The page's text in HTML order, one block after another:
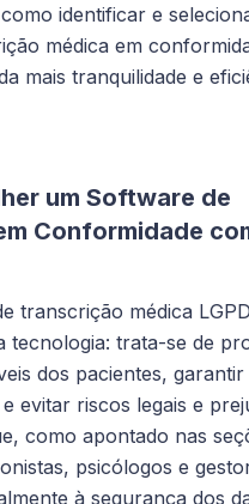
identificar e
médica em
mais tranquilidade e
um Software de
Conformidade
transcrição médica
tecnologia: trata-se de
dos pacientes, garantir
evitar riscos legais e
como apontado nas
psicólogos e
à segurança dos